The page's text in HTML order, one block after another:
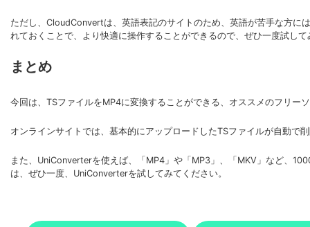
ただし、CloudConvertは、英語表記のサイトのため、英語が苦手な方
れておくことで、より快適に操作することができるので、ぜひ一度試し
まとめ
今回は、TSファイルをMP4に変換することができる、オススメのフリ
オンラインサイトでは、基本的にアップロードしたTSファイルが自動で
また、UniConverterを使えば、「MP4」や「MP3」、「MKV」など、
は、ぜひ一度、UniConverterを試してみてください。